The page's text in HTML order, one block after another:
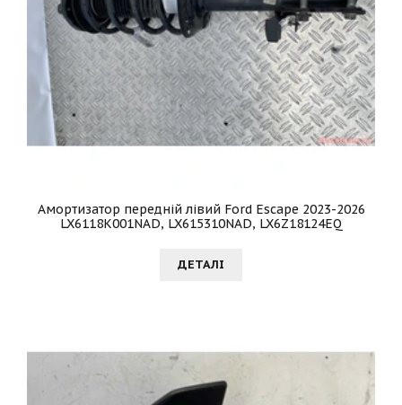
Амортизатор передній лівий Ford Escape 2023-2026
LX6118K001NAD, LX615310NAD, LX6Z18124EQ
ДЕТАЛI